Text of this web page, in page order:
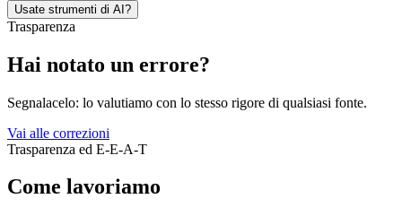
Usate strumenti di AI?
Trasparenza
Hai notato un errore?
Segnalacelo: lo valutiamo con lo stesso rigore di qualsiasi fonte.
Vai alle correzioni
Trasparenza ed E-E-A-T
Come lavoriamo